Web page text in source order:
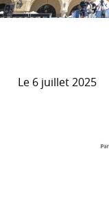
Le 6 juillet 2025